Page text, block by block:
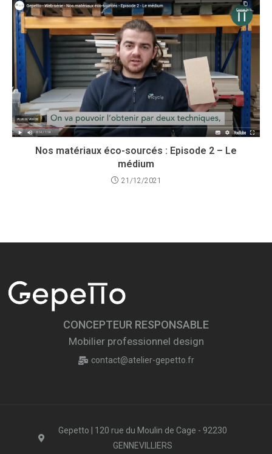
Nos matériaux éco-sourcés : Episode 2 – Le
médium
21/12/2021
CONCEPTEUR RESPONSABLE
Mobilier professionnel design
contact@atelier-gepetto.fr
Gepetto | 120 rue du Moulin de Cage - 92230
GENNEVILLIERS